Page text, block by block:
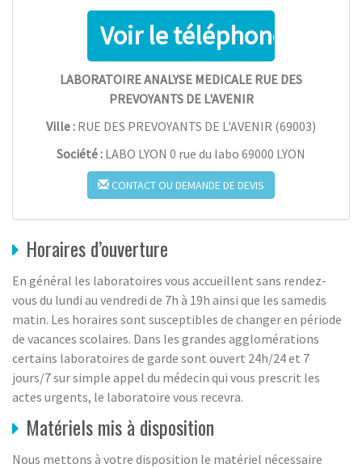
LABORATOIRE ANALYSE MEDICALE RUE DES
PREVOYANTS DE L'AVENIR
Ville : RUE DES PREVOYANTS DE L'AVENIR (69003)
Société : LABO LYON 0 rue du labo 69000 LYON
CONTACT OU DEMANDE DE DEVIS
Horaires d’ouverture
En général les laboratoires vous accueillent sans rendez-
vous du lundi au vendredi de 7h à 19h ainsi que les samedis
matin. Les horaires sont susceptibles de changer en période
de vacances scolaires. Dans les grandes agglomérations
certains laboratoires de garde sont ouvert 24h/24 et 7
jours/7 sur simple appel du médecin qui vous prescrit les
actes urgents, le laboratoire vous recevra.
Matériels mis à disposition
Nous mettons à votre disposition le matériel nécessaire